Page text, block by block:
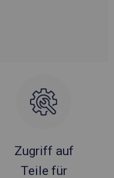
Zugriff auf
Teile für